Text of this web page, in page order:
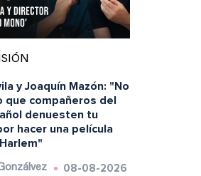
y Joaquín Mazón: "No
que compañeros del
denuesten tu
hacer una película
08-08-2026